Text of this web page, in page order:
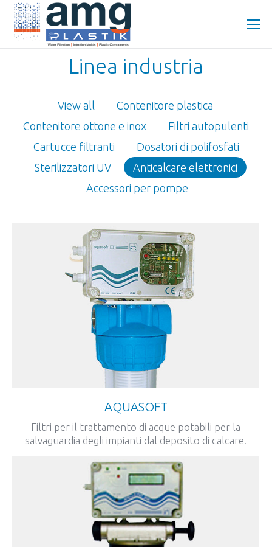
Linea industria
View all
Contenitore plastica
Contenitore ottone e inox
Filtri autopulenti
Cartucce filtranti
Dosatori di polifosfati
Sterilizzatori UV
Anticalcare elettronici
Accessori per pompe
AQUASOFT
Filtri per il trattamento di acque potabili per la
salvaguardia degli impianti dal deposito di calcare.